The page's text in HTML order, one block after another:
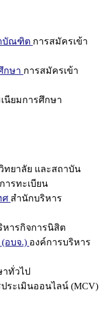
บัณฑิต การสมัครเข้า
กษา การสมัครเข้า
นียมการศึกษา
ทยาลัย และสถาบัน
ารทะเบียน
ศ สำนักบริหาร
หารกิจการนิสิต
อบจ.) องค์การบริหาร
ทั่วไป
ระเมินออนไลน์ (MCV)